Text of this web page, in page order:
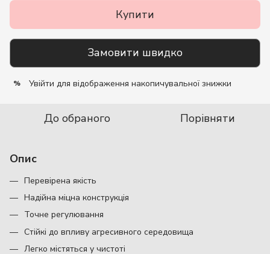
Купити
Замовити швидко
% Увійти для відображення накопичувальної знижки
До обраного Порівняти
Опис
Перевірена якість
Надійна міцна конструкція
Точне регулювання
Стійкі до впливу агресивного середовища
Легко містяться у чистоті